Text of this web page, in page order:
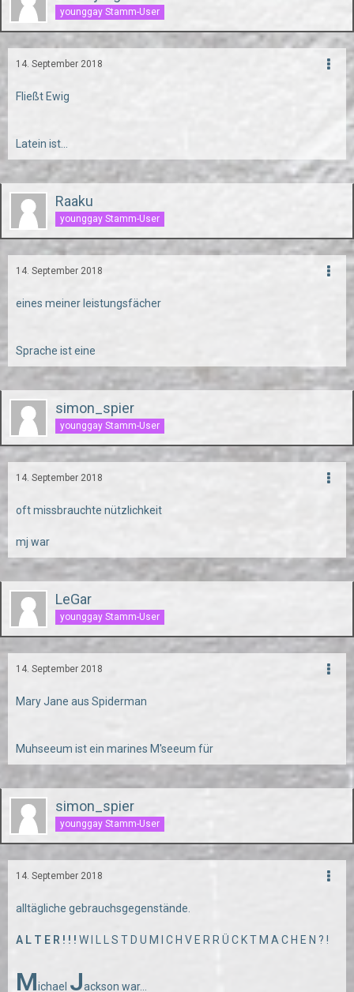
younggay Stamm-User
14. September 2018
Fließt Ewig
Latein ist...
Raaku
younggay Stamm-User
14. September 2018
eines meiner leistungsfächer
Sprache ist eine
simon_spier
younggay Stamm-User
14. September 2018
oft missbrauchte nützlichkeit
mj war
LeGar
younggay Stamm-User
14. September 2018
Mary Jane aus Spiderman
Muhseeum ist ein marines M'seeum für
simon_spier
younggay Stamm-User
14. September 2018
alltägliche gebrauchsgegenstände.
A L T E R ! ! ! W I L L S T D U M I C H V E R R Ü C K T M A C H E N ? !
Michael Jackson war...